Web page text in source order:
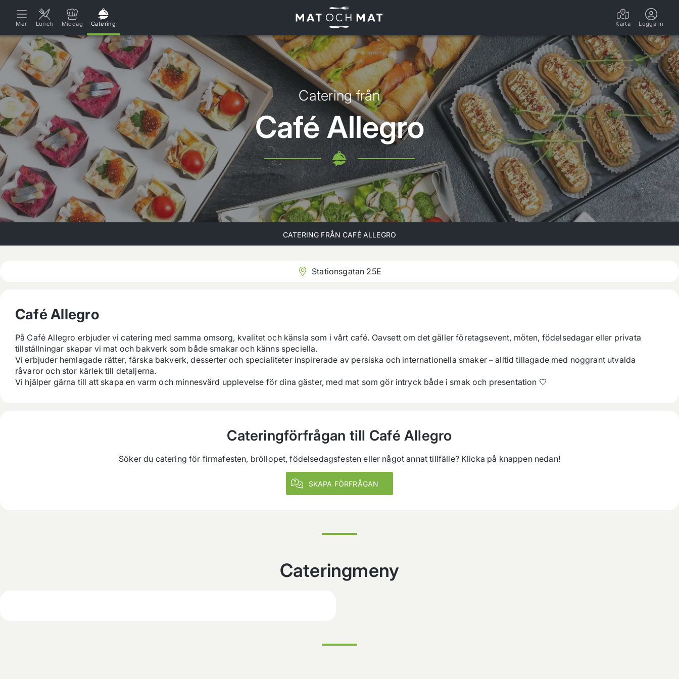
Mer Lunch Middag Catering Karta Logga in
Catering från
Café Allegro
CATERING FRÅNCAFÉ ALLEGRO
Stationsgatan 25E
Café Allegro
På Café Allegro erbjuder vi catering med samma omsorg, kvalitet och känsla som i vårt café. Oavsett om det gäller företagsevent, möten, födelsedagar eller privata
tillställningar skapar vi mat och bakverk som både smakar och känns speciella.
Vi erbjuder hemlagade rätter, färska bakverk, desserter och specialiteter inspirerade av persiska och internationella smaker – alltid tillagade med noggrant utvalda
råvaror och stor kärlek till detaljerna.
Vi hjälper gärna till att skapa en varm och minnesvärd upplevelse för dina gäster, med mat som gör intryck både i smak och presentation 🤍
Cateringförfrågan till Café Allegro
Söker du catering för firmafesten, bröllopet, födelsedagsfesten eller något annat tillfälle? Klicka på knappen nedan!
SKAPA FÖRFRÅGAN
Cateringmeny